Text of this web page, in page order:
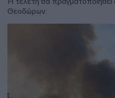
Θεοδώρων